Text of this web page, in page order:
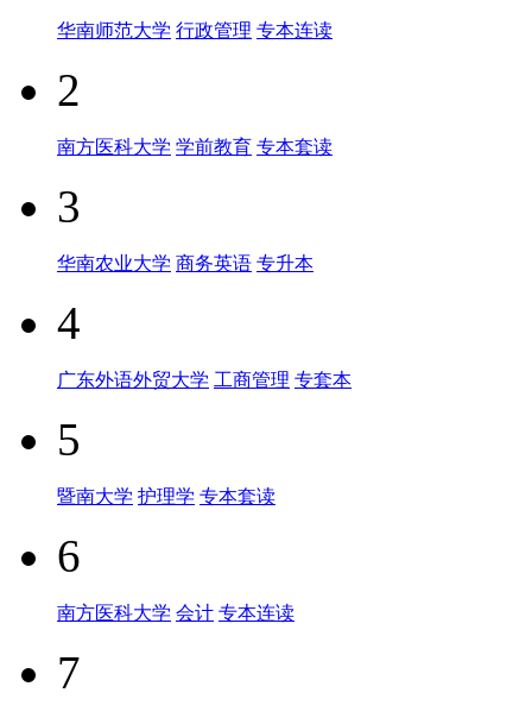
华南师范大学 行政管理 专本连读
2
南方医科大学 学前教育 专本套读
3
华南农业大学 商务英语 专升本
4
广东外语外贸大学 工商管理 专套本
5
暨南大学 护理学 专本套读
6
南方医科大学 会计 专本连读
7